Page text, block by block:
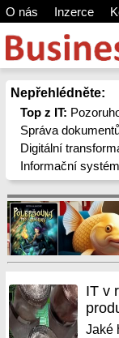
O nás Inzerce
Nepřehlédněte:
Top z IT:
Správa
Digitální
Informační
IT v
Jaké